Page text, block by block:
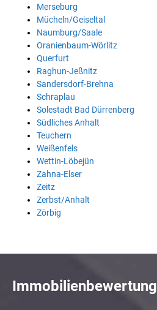
Merseburg
Mücheln/Geiseltal
Naumburg/Saale
Oranienbaum-Wörlitz
Querfurt
Raghun-Jeßnitz
Sandersdorf-Brehna
Schraplau
Solestadt Bad Dürrenberg
Südliches Anhalt
Teuchern
Weißenfels
Wettin-Löbejün
Zahna-Elser
Zeitz
Zerbst/Anhalt
Zörbig
Immobilienbewertung